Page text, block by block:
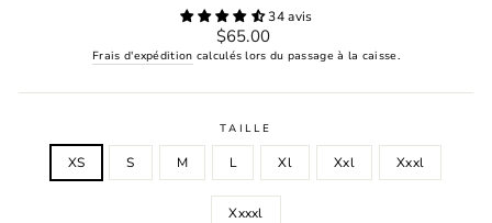
34 avis
Prix
régulier
$65.00
Frais d'expédition calculés lors du passage à la caisse.
TAILLE
XS S M L Xl Xxl Xxxl
Xxxxl